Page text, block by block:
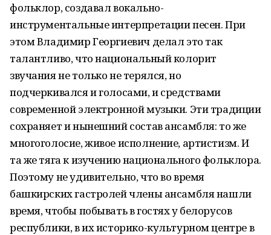
фольклор, создавал вокально-
инструментальные интерпретации песен. При
этом Владимир Георгиевич делал это так
талантливо, что национальный колорит
звучания не только не терялся, но
подчеркивался и голосами, и средствами
современной электронной музыки. Эти традиции
сохраняет и нынешний состав ансамбля: то же
многоголосие, живое исполнение, артистизм. И
та же тяга к изучению национального фольклора.
Поэтому не удивительно, что во время
башкирских гастролей члены ансамбля нашли
время, чтобы побывать в гостях у белорусов
республики, в их историко-культурном центре в